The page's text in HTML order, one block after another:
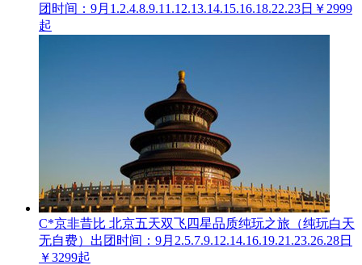
团时间：9月1.2.4.8.9.11.12.13.14.15.16.18.22.23日 ￥2999
起
C*京非昔比 北京五天双飞四星品质纯玩之旅（纯玩白天
无自费） 出团时间：9月2.5.7.9.12.14.16.19.21.23.26.28日
￥3299起